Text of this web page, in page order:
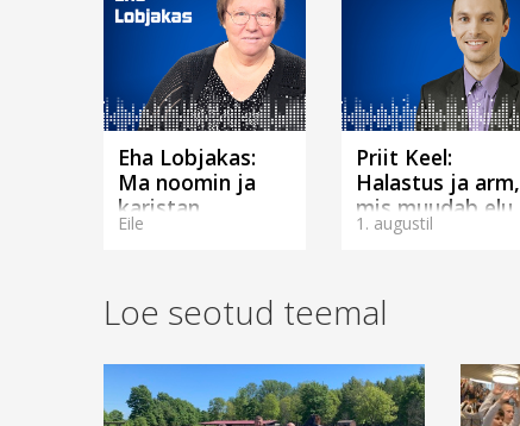
Eha Lobjakas:
Ma noomin ja
karistan.
(Tallinnas)
Eile
Priit Keel:
Halastus ja arm,
mis muudab elu.
(Tallinnas)
1. augustil
Loe seotud teemal